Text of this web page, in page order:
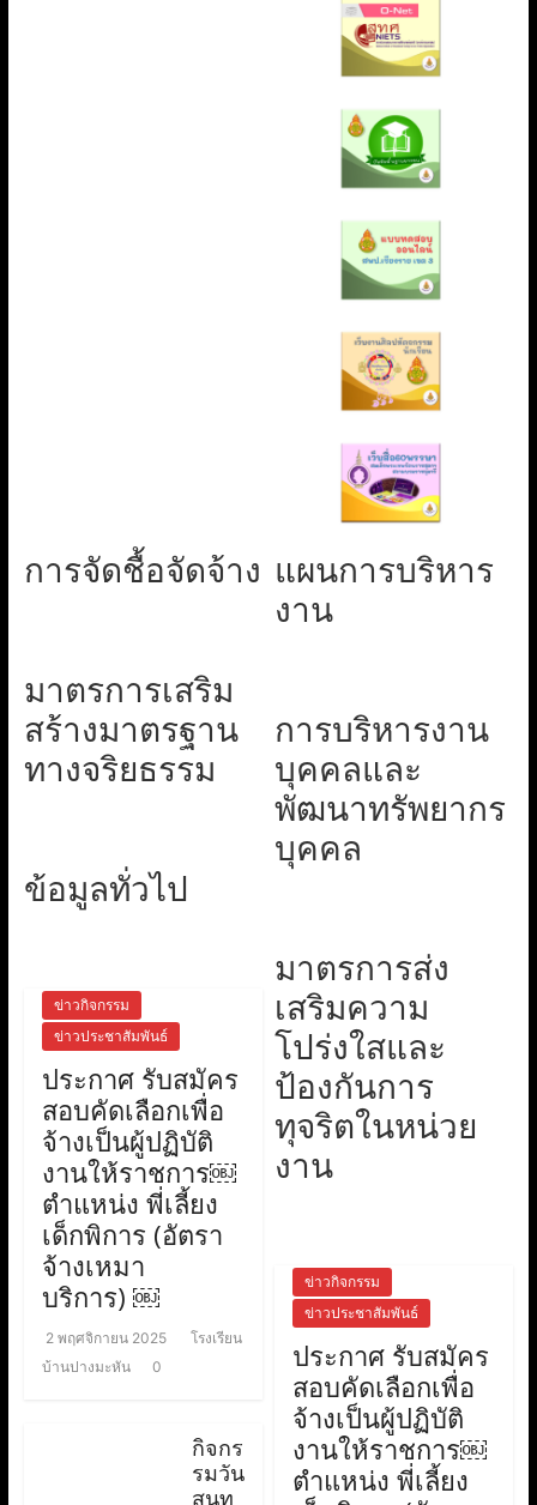
การจัดชื้อจัดจ้าง
มาตรการเสริม
สร้างมาตรฐาน
ทางจริยธรรม
ข้อมูลทั่วไป
ข่าวกิจกรรม
ข่าวประชาสัมพันธ์
ประกาศ รับสมัคร
สอบคัดเลือกเพื่อ
จ้างเป็นผู้ปฏิบัติ
งานให้ราชการ￼
ตำแหน่ง พี่เลี้ยง
เด็กพิการ (อัตรา
จ้างเหมา
บริการ) ￼
2 พฤศจิกายน 2025
โรงเรียน
บ้านปางมะหัน
0
กิจกร
รมวัน
สุนท
แผนการบริหาร
งาน
การบริหารงาน
บุคคลและ
พัฒนาทรัพยากร
บุคคล
มาตรการส่ง
เสริมความ
โปร่งใสและ
ป้องกันการ
ทุจริตในหน่วย
งาน
ข่าวกิจกรรม
ข่าวประชาสัมพันธ์
ประกาศ รับสมัคร
สอบคัดเลือกเพื่อ
จ้างเป็นผู้ปฏิบัติ
งานให้ราชการ￼
ตำแหน่ง พี่เลี้ยง